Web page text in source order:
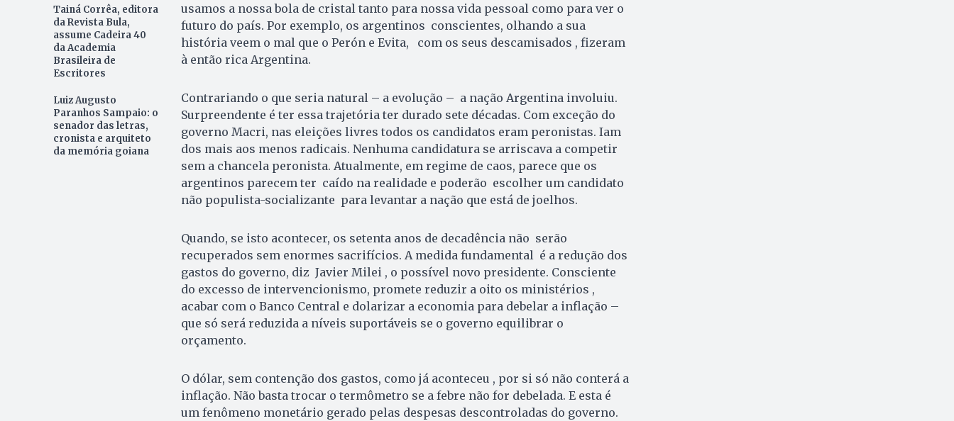
Tainá Corrêa, editora
da Revista Bula,
assume Cadeira 40
da Academia
Brasileira de
Escritores
Luiz Augusto
Paranhos Sampaio: o
senador das letras,
cronista e arquiteto
da memória goiana
usamos a nossa bola de cristal tanto para nossa vida pessoal como para ver o
futuro do país. Por exemplo, os argentinos conscientes, olhando a sua
história veem o mal que o Perón e Evita, com os seus descamisados , fizeram
à então rica Argentina.
Contrariando o que seria natural – a evolução – a nação Argentina involuiu.
Surpreendente é ter essa trajetória ter durado sete décadas. Com exceção do
governo Macri, nas eleições livres todos os candidatos eram peronistas. Iam
dos mais aos menos radicais. Nenhuma candidatura se arriscava a competir
sem a chancela peronista. Atualmente, em regime de caos, parece que os
argentinos parecem ter caído na realidade e poderão escolher um candidato
não populista-socializante para levantar a nação que está de joelhos.
Quando, se isto acontecer, os setenta anos de decadência não serão
recuperados sem enormes sacrifícios. A medida fundamental é a redução dos
gastos do governo, diz Javier Milei , o possível novo presidente. Consciente
do excesso de intervencionismo, promete reduzir a oito os ministérios ,
acabar com o Banco Central e dolarizar a economia para debelar a inflação –
que só será reduzida a níveis suportáveis se o governo equilibrar o
orçamento.
O dólar, sem contenção dos gastos, como já aconteceu , por si só não conterá a
inflação. Não basta trocar o termômetro se a febre não for debelada. E esta é
um fenômeno monetário gerado pelas despesas descontroladas do governo.